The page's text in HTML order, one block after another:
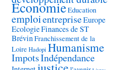
EconomieEducation
emploientrepriseEurope
EcologieFinances de ST
BrévinFranchissement de la
Loire Hadopi Humanisme
ImpotsIndépendance